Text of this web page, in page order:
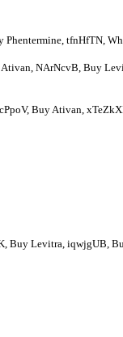
tfnHfTN,
NArNcvB, Buy
Buy Ativan,
Buy Levitra, iqwjgUB,